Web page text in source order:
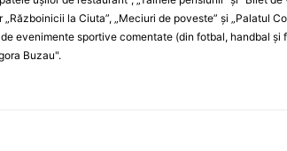
„Războinicii la Ciuta”, „Meciuri de poveste” şi „Palatul
evenimente sportive comentate (din fotbal, handbal şi
Buzau".